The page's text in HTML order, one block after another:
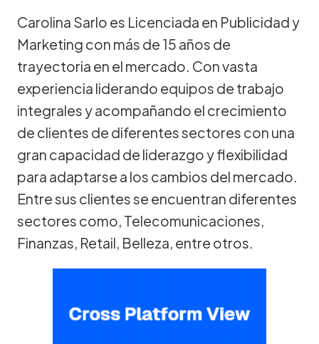
Carolina Sarlo es Licenciada en Publicidad y
Marketing con más de 15 años de
trayectoria en el mercado. Con vasta
experiencia liderando equipos de trabajo
integrales y acompañando el crecimiento
de clientes de diferentes sectores con una
gran capacidad de liderazgo y flexibilidad
para adaptarse a los cambios del mercado.
Entre sus clientes se encuentran diferentes
sectores como, Telecomunicaciones,
Finanzas, Retail, Belleza, entre otros.